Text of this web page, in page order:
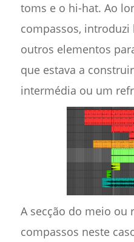
toms e o hi-hat. Ao
compassos,
outros elementos
que estava a
intermédia ou um
A secção do meio ou
compassos neste